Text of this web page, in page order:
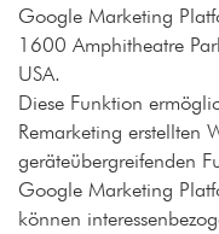
Google Marketing
1600 Amphitheatre
USA.
Diese Funktion
Remarketing erstellten
geräteübergreifenden
Google Marketing
können